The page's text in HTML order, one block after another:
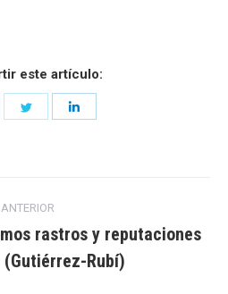
este artículo:
Share
ANTERIOR
anterior:
rastros y reputaciones
(Gutiérrez-Rubí)